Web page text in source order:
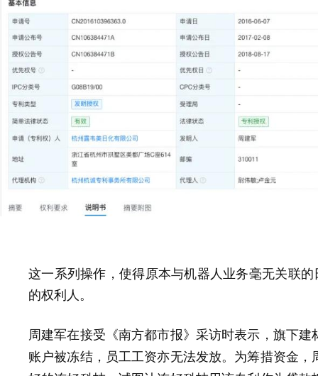
这一系列操作，使得原本与机器人业务毫无关联
的权利人。
周建军在接受《南方都市报》采访时表示， 旗下建
账户被冻结，员工工资亦无法发放。 为筹措资金，